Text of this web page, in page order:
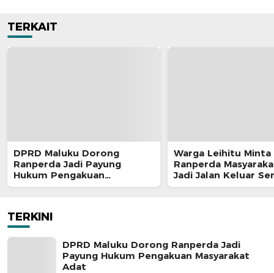
TERKAIT
DPRD Maluku Dorong
Ranperda Jadi Payung
Hukum Pengakuan
Masyarakat Adat
Warga Leihitu Minta
Ranperda
Jadi Jalan Keluar
Enam Dusun
TERKINI
DPRD Maluku Dorong Ranperda Jadi
Payung Hukum Pengakuan Masyarakat
Adat